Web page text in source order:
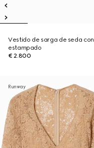
Vestido de sarga de seda con
estampado
€ 2.800
Runway